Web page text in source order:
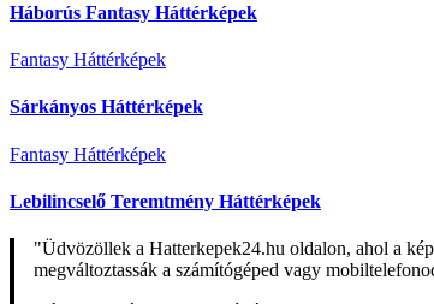
Háborús Fantasy Háttérképek
Fantasy Háttérképek
Sárkányos Háttérképek
Fantasy Háttérképek
Lebilincselő Teremtmény Háttérképek
"Üdvözöllek a Hatterkepek24.hu oldalon, ahol a
megváltoztassák a számítógéped vagy